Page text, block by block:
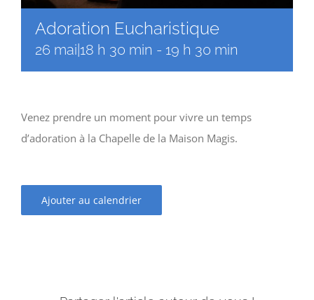
Adoration Eucharistique
26 mai|18 h 30 min - 19 h 30 min
Venez prendre un moment pour vivre un temps
d’adoration à la Chapelle de la Maison Magis.
Ajouter au calendrier